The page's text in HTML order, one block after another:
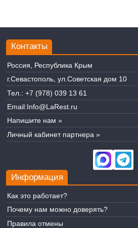
Контакты
Россия, Республика Крым
г.Севастополь, ул.Советская дом 10
Тел.: +7 (978) 039 13 61
Email:Info@LaRest.ru
Напишите нам »
Личный кабинет партнера »
Информация
Как это работает?
Почему нам можно доверять?
Правила отмены